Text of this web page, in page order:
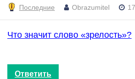
Последние Obrazumitel
Что значит слово «зрелость»?
Ответить